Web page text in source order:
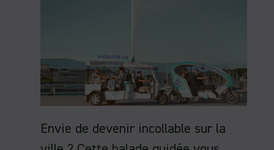
Envie de devenir incollable sur la